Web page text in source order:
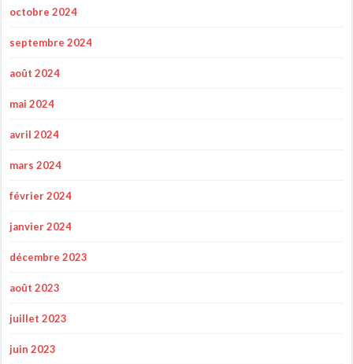
octobre 2024
septembre 2024
août 2024
mai 2024
avril 2024
mars 2024
février 2024
janvier 2024
décembre 2023
août 2023
juillet 2023
juin 2023